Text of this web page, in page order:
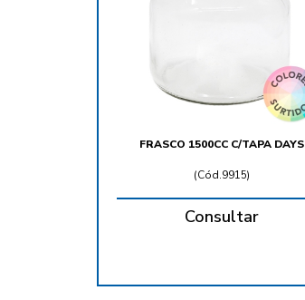
FRASCO 1500CC C/TAPA DAYS
(Cód.9915)
Consultar